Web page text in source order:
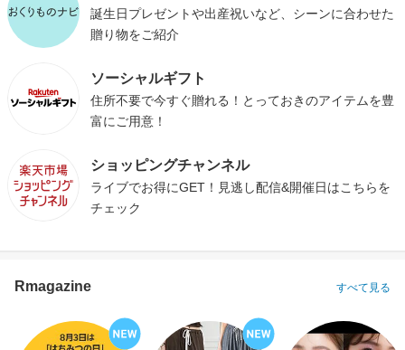
誕生日プレゼントや出産祝いなど、シーンに合わせた
贈り物をご紹介
ソーシャルギフト
住所不要で今すぐ贈れる！とっておきのアイテムを豊
富にご用意！
ショッピングチャンネル
ライブでお得にGET！見逃し配信&開催日はこちらを
チェック
Rmagazine すべて見る